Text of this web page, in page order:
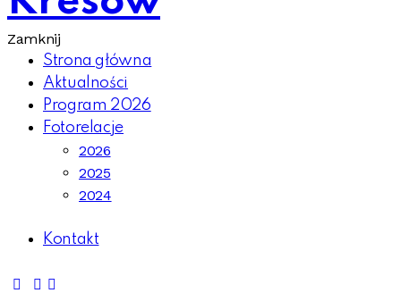
Zamknij
Strona główna
Aktualności
Program 2026
Fotorelacje
2026
2025
2024
Kontakt